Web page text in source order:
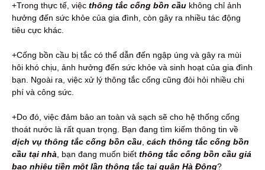
+Trong thực tế, việc thông tắc cống bồn cầu không chỉ ảnh
hưởng đến sức khỏe của gia đình, còn gây ra nhiều tác động
tiêu cực khác.
+Cống bồn cầu bị tắc có thể dẫn đến ngập úng và gây ra mùi
hôi khó chịu, ảnh hưởng đến sức khỏe và sinh hoạt của gia đình
bạn. Ngoài ra, việc xử lý thông tắc cống cũng đòi hỏi nhiều chi
phí và công sức.
+Do đó, việc đảm bảo an toàn và sạch sẽ cho hệ thống cống
thoát nước là rất quan trọng. Bạn đang tìm kiếm thông tin về
dịch vụ thông tắc cống bồn cầu, cách thông tắc cống bồn
cầu tại nhà, bạn đang muốn biết thông tắc cống bồn cầu giá
bao nhiêu tiền một lần thông tắc tại quận Hà Đông?